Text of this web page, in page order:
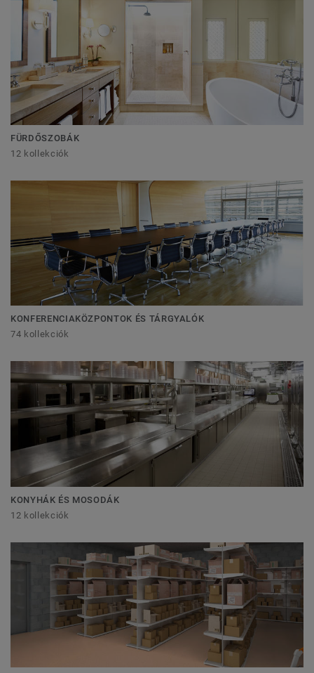
FÜRDŐSZOBÁK
12 kollekciók
KONFERENCIAKÖZPONTOK ÉS TÁRGYALÓK
74 kollekciók
KONYHÁK ÉS MOSODÁK
12 kollekciók